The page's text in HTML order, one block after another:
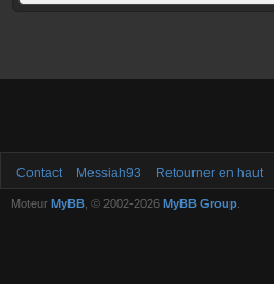
Contact Messiah93 Retourner en haut
Moteur MyBB , © 2002-2026 MyBB Group